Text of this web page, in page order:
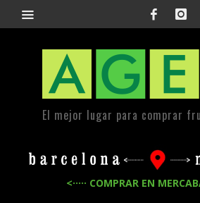
El mejor lugar para comprar
<····· COMPRAR EN